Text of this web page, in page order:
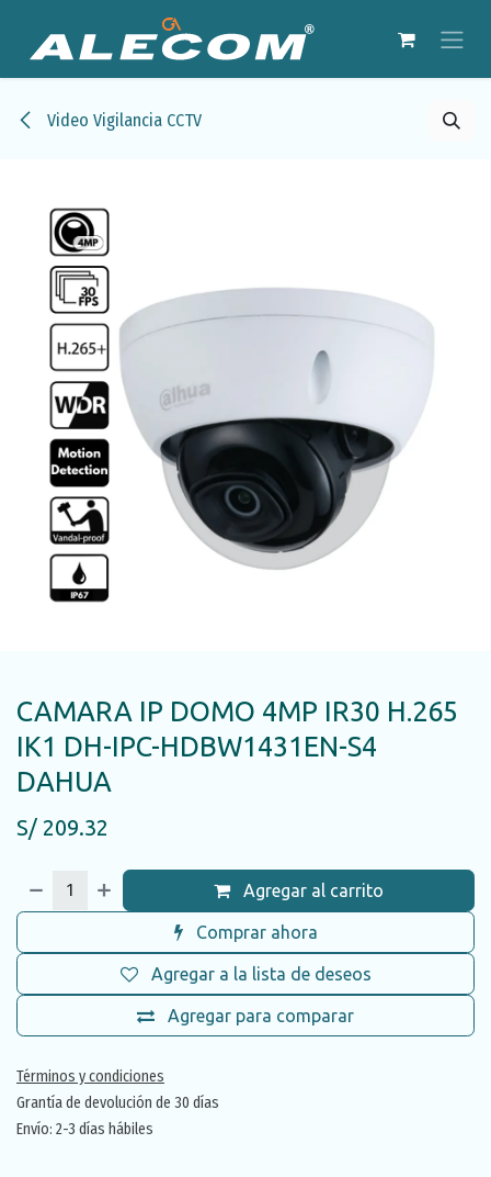
Video Vigilancia CCTV
CAMARA IP DOMO 4MP IR30 H.265
IK1 DH-IPC-HDBW1431EN-S4
DAHUA
S/ 209.32
Agregar al carrito
Comprar ahora
Agregar para comparar
Agregar a la lista de deseos
Términos y condiciones
Grantía de devolución de 30 días
Envío: 2-3 días hábiles